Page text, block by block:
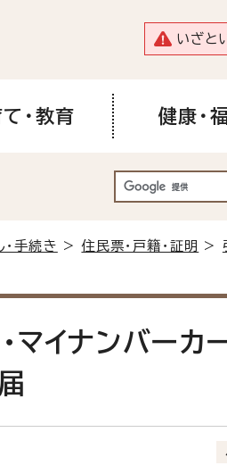
いざと
・教育 健康・
・手続き >住民票・戸籍・証明 >
マイナンバーカ